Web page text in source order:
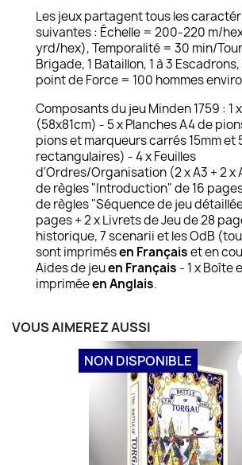
Les jeux partagent tous les
suivantes : Échelle = 200-220 m/
yrd/hex), Temporalité = 30 min/
Brigade, 1 Bataillon, 1 à 3
point de Force = 100 hommes
Composants du jeu Minden 1759 : 1
(58x81cm) - 5 x Planches A4 de
pions et marqueurs carrés 15mm et
rectangulaires) - 4 x Feuilles
d'Ordres/Organisation (2 x A3 + 2 x
de règles "Introduction" de 16
de règles "Séquence de jeu
pages + 2 x Livrets de Jeu de 28
historique, 7 scenarii et les OdB
sont imprimésen Françaiset en
Aides de jeuen Français - 1 x Boîte
impriméeen Anglais.
VOUS AIMEREZ AUSSI
NON DISPONIBLE